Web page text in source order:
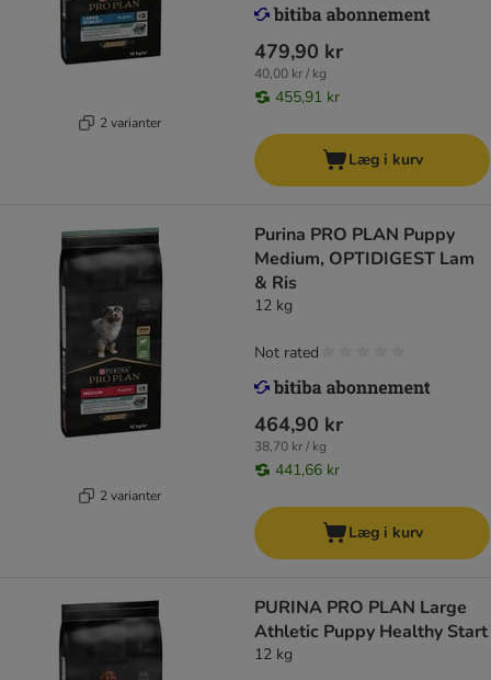
2 varianter
479,90 kr
40,00 kr / kg
455,91 kr
Læg i kurv
2 varianter
Purina PRO PLAN Puppy
Medium, OPTIDIGEST Lam
& Ris
12 kg
464,90 kr
38,70 kr / kg
441,66 kr
Not rated
Læg i kurv
PURINA PRO PLAN Large
Athletic Puppy Healthy Start
12 kg